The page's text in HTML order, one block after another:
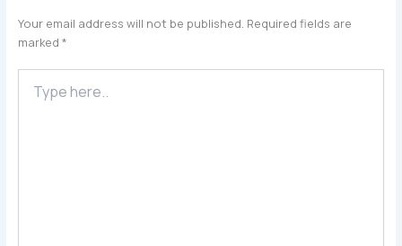
Your email address will not be published. Required fields are
marked *
here..